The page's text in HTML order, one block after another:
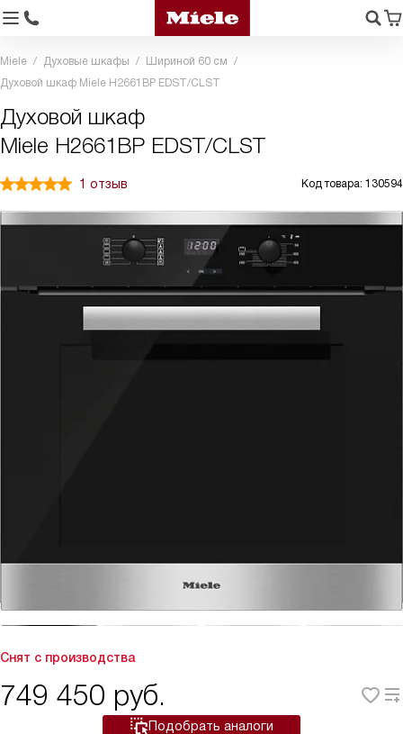
Miele Духовые шкафы
Шириной 60 см
Духовой шкаф Miele H2661BP EDST/CLST
Духовой шкаф
Miele H2661BP EDST/CLST
1 отзыв Код товара: 130594
Снят с производства
749 450 руб.
Подобрать аналоги